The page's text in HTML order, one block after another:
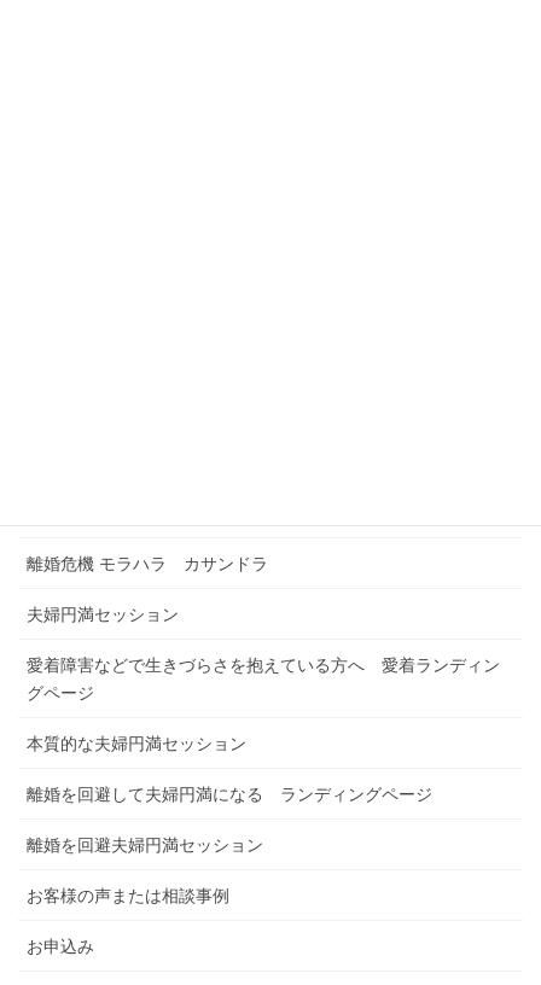
離婚危機 モラハラ カサンドラ
夫婦円満セッション
愛着障害などで生きづらさを抱えている方へ 愛着ランディン
グページ
本質的な夫婦円満セッション
離婚を回避して夫婦円満になる ランディングページ
離婚を回避夫婦円満セッション
お客様の声または相談事例
お申込み